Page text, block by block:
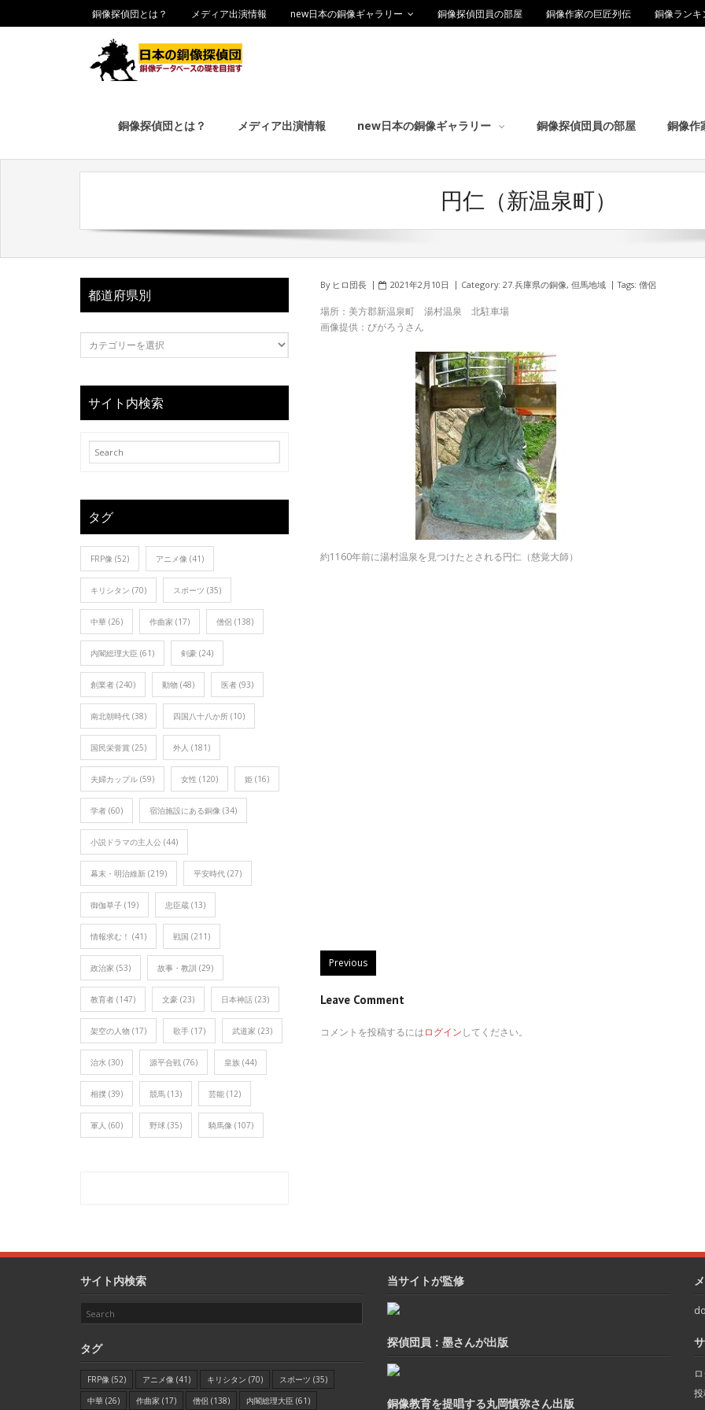
銅像探偵団とは？ メディア出演情報 new日本の銅像ギャラリー 銅像探偵団員の部屋 銅像作家の巨匠列伝 銅像ランキ
銅像探偵団とは？ メディア出演情報 new日本の銅像ギャラリー 銅像探偵団員の部屋 銅像作
円仁（新温泉町）
By ヒロ団長 2021年2月10日 Category: 27.兵庫県の銅像, 但馬地域 Tags: 僧侶
場所：美方郡新温泉町 湯村温泉 北駐車場
画像提供：びがろうさん
約1160年前に湯村温泉を見つけたとされる円仁（慈覚大師）
Previous
Leave Comment
コメントを投稿するにはログインしてください。
都道府県別
サイト内検索
タグ
FRP像 (52) アニメ像 (41)
キリシタン (70) スポーツ (35)
中華 (26) 作曲家 (17) 僧侶 (138)
内閣総理大臣 (61) 剣豪 (24)
創業者 (240) 動物 (48) 医者 (93)
南北朝時代 (38) 四国八十八か所 (10)
国民栄誉賞 (25) 外人 (181)
夫婦カップル (59) 女性 (120) 姫 (16)
学者 (60) 宿泊施設にある銅像 (34)
小説ドラマの主人公 (44)
幕末・明治維新 (219) 平安時代 (27)
御伽草子 (19) 忠臣蔵 (13)
情報求む！ (41) 戦国 (211)
政治家 (53) 故事・教訓 (29)
教育者 (147) 文豪 (23) 日本神話 (23)
架空の人物 (17) 歌手 (17) 武道家 (23)
治水 (30) 源平合戦 (76) 皇族 (44)
相撲 (39) 競馬 (13) 芸能 (12)
軍人 (60) 野球 (35) 騎馬像 (107)
サイト内検索
タグ
FRP像 (52) アニメ像 (41) キリシタン (70) スポーツ (35)
中華 (26) 作曲家 (17) 僧侶 (138) 内閣総理大臣 (61)
当サイトが監修
探偵団員：墨さんが出版
銅像教育を提唱する丸岡慎弥さん出版